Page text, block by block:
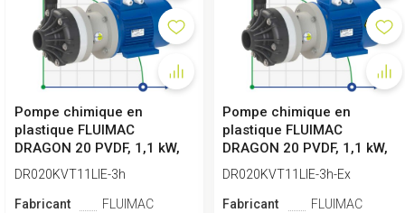
Pompe chimique en
plastique FLUIMAC
DRAGON 20 PVDF, 1,1 kW,
380 V
DR020KVT11LIE-3h
Fabricant
FLUIMAC
Pompe chimique en
plastique FLUIMAC
DRAGON 20 PVDF, 1,1 kW,
380 V, Ex
DR020KVT11LIE-3h-Ex
Fabricant
FLUIMAC